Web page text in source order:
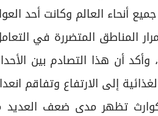
المناطق المتضررة في
وأكد أن هذا التصادم بين
إلى الارتفاع وتفاقم
تظهر مدى ضعف العديد